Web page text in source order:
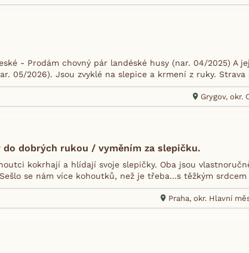
- Prodám chovný pár landéské husy (nar. 04/2025) A
05/2026). Jsou zvyklé na slepice a krmení z ruky. Strava
Grygov, okr.
dobrých rukou / vyměním za slepičku.
kokrhají a hlídají svoje slepičky. Oba jsou
se nám více kohoutků, než je třeba...s těžkým
Praha, okr. Hlavní